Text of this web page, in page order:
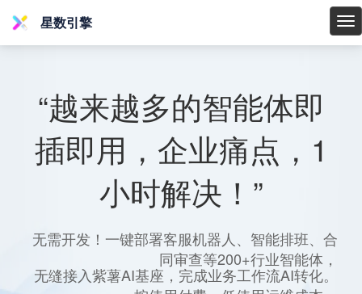
星
星数引擎
“越来越多的智能体即
插即用，企业痛点，1
小时解决！”
无需开发！一键部署客服机器人、智能排班、合
同审查等200+行业智能体，
无缝接入紫薯AI基座，完成业务工作流AI转化。